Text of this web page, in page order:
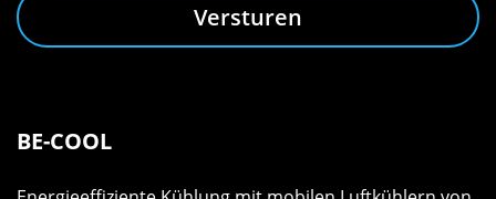
Versturen
BE-COOL